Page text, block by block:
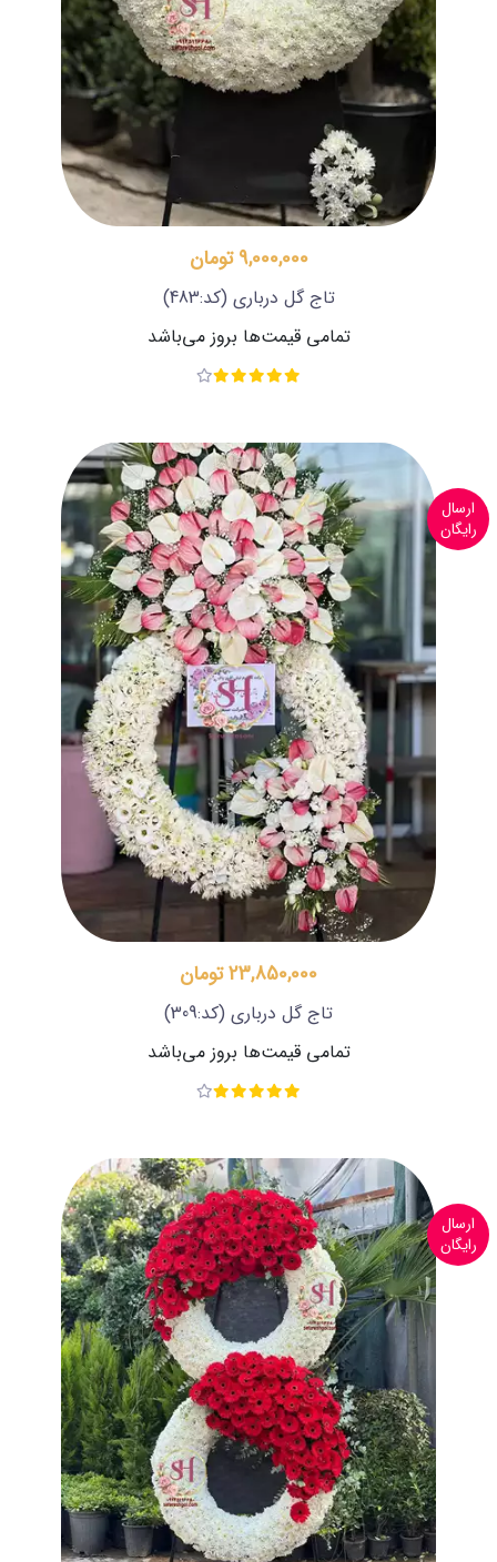
9,000,000 تومان
تاج گل درباری (کد:483)
تمامی قیمت‌ها بروز می‌باشد
ارسال
رایگان
23,850,000 تومان
تاج گل درباری (کد:309)
تمامی قیمت‌ها بروز می‌باشد
ارسال
رایگان